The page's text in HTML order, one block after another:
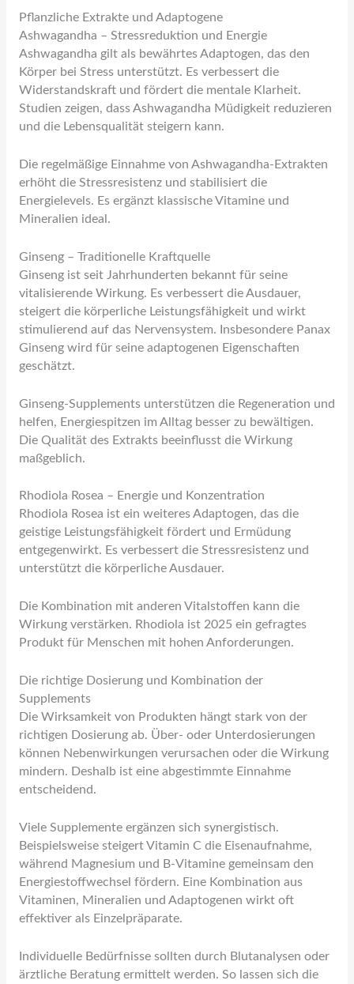
Pflanzliche Extrakte und Adaptogene
Ashwagandha – Stressreduktion und Energie
Ashwagandha gilt als bewährtes Adaptogen, das den
Körper bei Stress unterstützt. Es verbessert die
Widerstandskraft und fördert die mentale Klarheit.
Studien zeigen, dass Ashwagandha Müdigkeit reduzieren
und die Lebensqualität steigern kann.
Die regelmäßige Einnahme von Ashwagandha-Extrakten
erhöht die Stressresistenz und stabilisiert die
Energielevels. Es ergänzt klassische Vitamine und
Mineralien ideal.
Ginseng – Traditionelle Kraftquelle
Ginseng ist seit Jahrhunderten bekannt für seine
vitalisierende Wirkung. Es verbessert die Ausdauer,
steigert die körperliche Leistungsfähigkeit und wirkt
stimulierend auf das Nervensystem. Insbesondere Panax
Ginseng wird für seine adaptogenen Eigenschaften
geschätzt.
Ginseng-Supplements unterstützen die Regeneration und
helfen, Energiespitzen im Alltag besser zu bewältigen.
Die Qualität des Extrakts beeinflusst die Wirkung
maßgeblich.
Rhodiola Rosea – Energie und Konzentration
Rhodiola Rosea ist ein weiteres Adaptogen, das die
geistige Leistungsfähigkeit fördert und Ermüdung
entgegenwirkt. Es verbessert die Stressresistenz und
unterstützt die körperliche Ausdauer.
Die Kombination mit anderen Vitalstoffen kann die
Wirkung verstärken. Rhodiola ist 2025 ein gefragtes
Produkt für Menschen mit hohen Anforderungen.
Die richtige Dosierung und Kombination der
Supplements
Die Wirksamkeit von Produkten hängt stark von der
richtigen Dosierung ab. Über- oder Unterdosierungen
können Nebenwirkungen verursachen oder die Wirkung
mindern. Deshalb ist eine abgestimmte Einnahme
entscheidend.
Viele Supplemente ergänzen sich synergistisch.
Beispielsweise steigert Vitamin C die Eisenaufnahme,
während Magnesium und B-Vitamine gemeinsam den
Energiestoffwechsel fördern. Eine Kombination aus
Vitaminen, Mineralien und Adaptogenen wirkt oft
effektiver als Einzelpräparate.
Individuelle Bedürfnisse sollten durch Blutanalysen oder
ärztliche Beratung ermittelt werden. So lassen sich die